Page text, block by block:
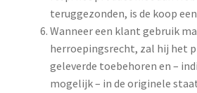
teruggezonden, is de koop
Wanneer een klant gebruik
herroepingsrecht, zal hij het
geleverde toebehoren en –
mogelijk – in de originele